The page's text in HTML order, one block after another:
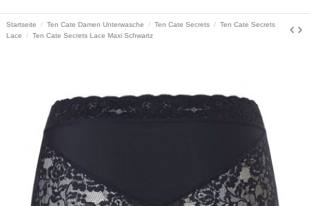
Startseite Ten Cate Damen Unterwasche Ten Cate Secrets
Ten Cate Secrets
Lace
Ten Cate Secrets Lace Maxi Schwartz